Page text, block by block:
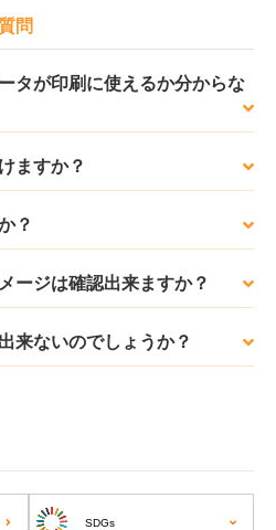
問
タが印刷に使えるか分からな
ますか？
？
ージは確認出来ますか？
来ないのでしょうか？
SDGs